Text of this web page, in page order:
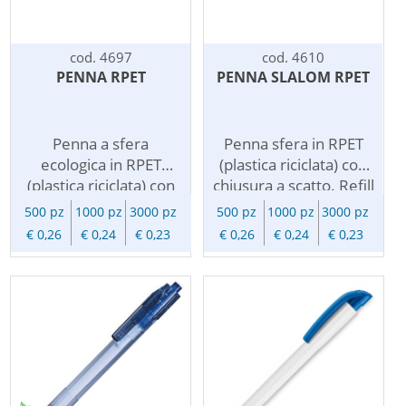
funzione, ma una
penna pubblicitaria
gradito omaggio
pubblicitario per dire
ottimo veicolo per la
diffusione del vostro
brand.
cod. 4697
PENNA RPET
Penna a sfera
ecologica in RPET
(plastica riciclata) con
clip in metallo.
Chiusura a scatto, refill
nero. Personalizzabile
Queste penne in
plastica riciclata
personalizzate sono
una soluzione
sostenibile per la
vostra comunicazione
500 pz 1000 pz 3000 pz
€ 0,26
€ 0,24 € 0,23
cod. 4610
PENNA SLALOM RPET
Penna sfera in RPET
(plastica riciclata) con
chiusura a scatto. Refill
nero. Leggera,
semplice ed ecologica,
personalizzabile con
penne in plastica
riciclata personalizzate
sono una soluzione
sostenibile per la
vostra comunicazione
orientata all'ecologia.
500 pz 1000 pz 3000 pz
€ 0,26
€ 0,24 € 0,23